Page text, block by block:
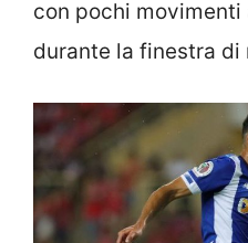
con pochi
durante la finestra di